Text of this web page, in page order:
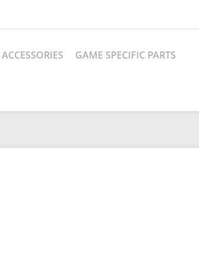
ACCESSORIES
GAME SPECIFIC PARTS